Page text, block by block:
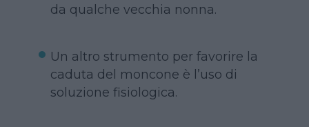
da qualche vecchia nonna.
Un altro strumento per favorire la
caduta del moncone è l’uso di
soluzione fisiologica.